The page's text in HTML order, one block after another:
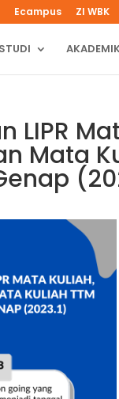
Ecampus ZI WBK
AKADEMIK
LIPR
Mata